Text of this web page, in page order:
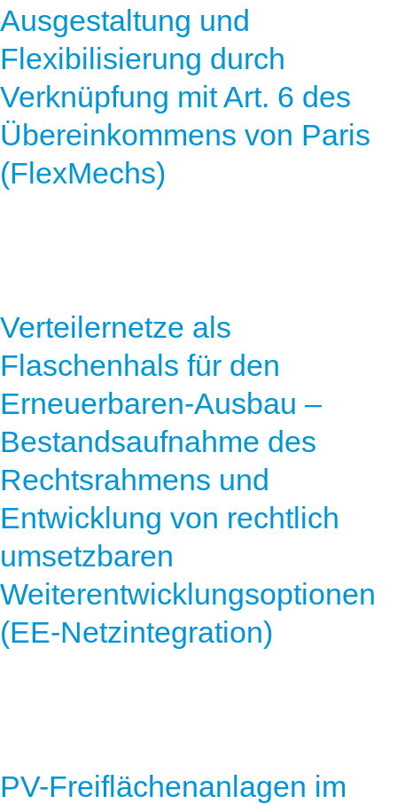
Schriften zum Umweltenergierecht
Ausgestaltung und
Flexibilisierung durch
Verknüpfung mit Art. 6 des
Übereinkommens von Paris
(FlexMechs)
Verteilernetze als
Flaschenhals für den
Erneuerbaren-Ausbau –
Bestandsaufnahme des
Rechtsrahmens und
Entwicklung von rechtlich
umsetzbaren
Weiterentwicklungsoptionen
(EE-Netzintegration)
PV-Freiflächenanlagen im